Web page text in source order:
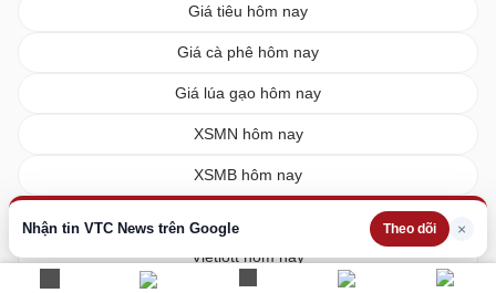
Nhận tin VTC News trên Google Theo dõi ×
Giá tiêu hôm nay
Giá cà phê hôm nay
Giá lúa gạo hôm nay
XSMN hôm nay
XSMB hôm nay
Vietlott hôm nay